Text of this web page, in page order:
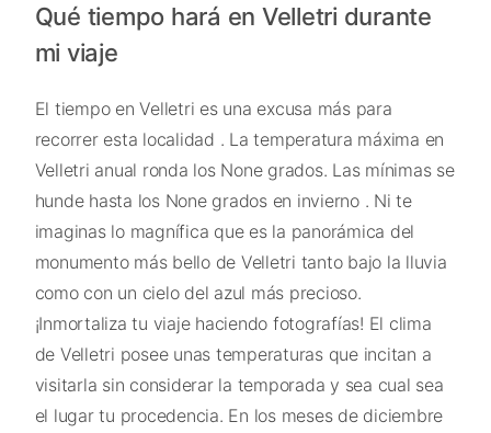
Qué tiempo hará en Velletri durante
mi viaje
El tiempo en Velletri es una excusa más para
recorrer esta localidad . La temperatura máxima en
Velletri anual ronda los None grados. Las mínimas se
hunde hasta los None grados en invierno . Ni te
imaginas lo magnífica que es la panorámica del
monumento más bello de Velletri tanto bajo la lluvia
como con un cielo del azul más precioso.
¡Inmortaliza tu viaje haciendo fotografías! El clima
de Velletri posee unas temperaturas que incitan a
visitarla sin considerar la temporada y sea cual sea
el lugar tu procedencia. En los meses de diciembre